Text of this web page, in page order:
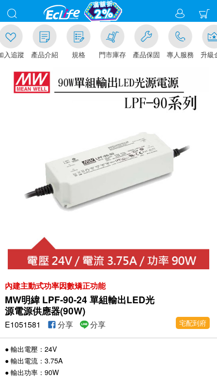
蹤 產品介紹 規格 門市庫存 產品保固 專人服務 升級金賺
內建主動式功率因數矯正功能
MW明緯 LPF-90-24 單組輸出LED光
源電源供應器(90W)
宅配到府
E1051581 分享 分享
● 輸出電壓：24V
● 輸出電流：3.75A
● 輸出功率：90W